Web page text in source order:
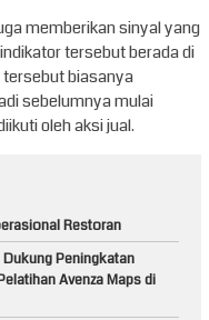
memberikan sinyal yang
tersebut berada di
tersebut biasanya
sebelumnya mulai
oleh aksi jual.
Restoran
Dukung Peningkatan
Avenza Maps di